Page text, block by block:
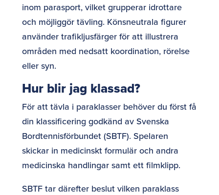
inom parasport, vilket grupperar idrottare
och möjliggör tävling. Könsneutrala figurer
använder trafikljusfärger för att illustrera
områden med nedsatt koordination, rörelse
eller syn.
Hur blir jag klassad?
För att tävla i paraklasser behöver du först få
din klassificering godkänd av Svenska
Bordtennisförbundet (SBTF). Spelaren
skickar in medicinskt formulär och andra
medicinska handlingar samt ett filmklipp.
SBTF tar därefter beslut vilken paraklass